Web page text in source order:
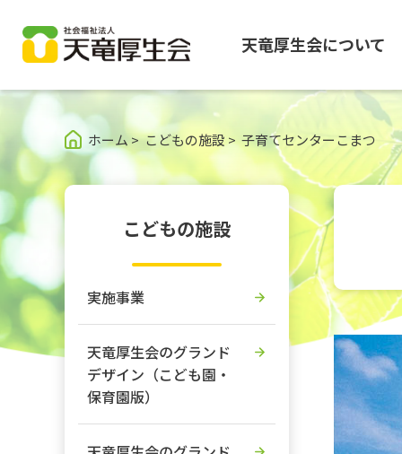
グ
ル
ナ
ビ
ー
ョ
ン
本
ロ
ナ
ビ
ゲ
シ
ン
へ
フ
へ
天竜厚生会について
ホーム >こどもの施設 > 子育てセンターこまつ
こどもの施設
実施事業
天竜厚生会のグランド
デザイン（こども園・
保育園版）